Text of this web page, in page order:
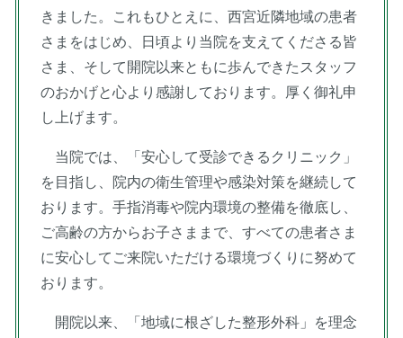
きました。これもひとえに、西宮近隣地域の患者
さまをはじめ、日頃より当院を支えてくださる皆
さま、そして開院以来ともに歩んできたスタッフ
のおかげと心より感謝しております。厚く御礼申
し上げます。
当院では、「安心して受診できるクリニック」
を目指し、院内の衛生管理や感染対策を継続して
おります。手指消毒や院内環境の整備を徹底し、
ご高齢の方からお子さままで、すべての患者さま
に安心してご来院いただける環境づくりに努めて
おります。
開院以来、「地域に根ざした整形外科」を理念